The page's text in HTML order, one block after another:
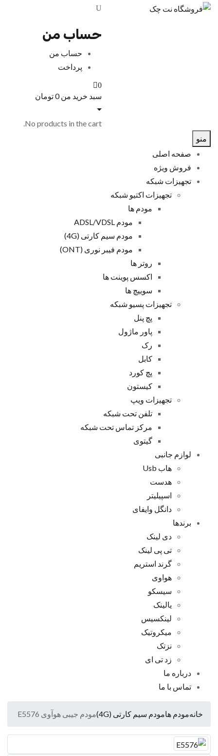
حساب من
حساب من
پرداخت
0
سبد خرید من0تومان
No products in the cart.
منو
صفحه اصلی
فروش ویژه
تجهیزات شبکه
تجهیزات اکتیو شبکه
مودم ها
مودم ADSL/VDSL
مودم سیم کارتی (4G)
مودم فیبر نوری (ONT)
روتر ها
اکسس پوینت ها
سوییچ ها
تجهیزات پسیو شبکه
پچ پنل
پاور ماژول
رک
کابل
پچ کورد
کیستون
تجهیزات ویپ
تلفن تحت شبکه
مرکز تماس تحت شبکه
گیتوی
لوازم جانبی
هاب Usb
هدست
اسپیلیتر
دانگل وایفای
برندها
دی لینک
تی پی لینک
گرند استریم
هواوی
سیسکو
یالینک
لینکسیس
میکروتیک
نزتک
زد تی ای
درباره ما
تماس با ما
خانهمودم هامودم سیم کارتی (4G) مودم جیبی هوآوی E5576